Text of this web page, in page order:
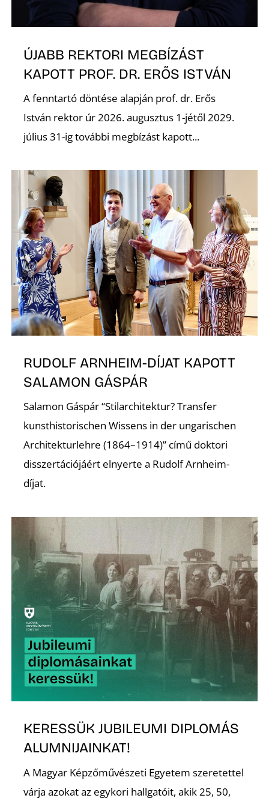
ÚJABB REKTORI MEGBÍZÁST
KAPOTT PROF. DR. ERŐS ISTVÁN
A fenntartó döntése alapján prof. dr. Erős
István rektor úr 2026. augusztus 1-jétől 2029.
július 31-ig további megbízást kapott...
RUDOLF ARNHEIM-DÍJAT KAPOTT
SALAMON GÁSPÁR
Salamon Gáspár “Stilarchitektur? Transfer
kunsthistorischen Wissens in der ungarischen
Architekturlehre (1864–1914)” című doktori
disszertációjáért elnyerte a Rudolf Arnheim-
díjat.
KERESSÜK JUBILEUMI DIPLOMÁS
ALUMNIJAINKAT!
A Magyar Képzőművészeti Egyetem szeretettel
várja azokat az egykori hallgatóit, akik 25, 50,